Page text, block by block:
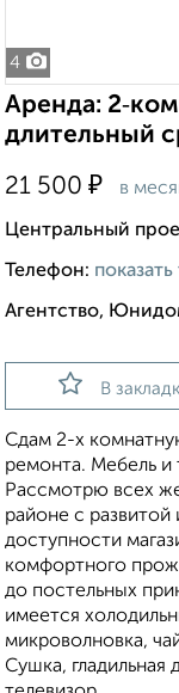
4
Аренда:
длительный
21 500 ₽ в
Центральный
Телефон:
Агентство,
В
Сдам 2-х
ремонта. Мебель и
Рассмотрю всех
районе с
доступности
комфортного
до постельных
имеется
микроволновка,
Сушка, гладильная